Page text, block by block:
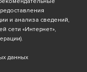
и анализа сведений,
сети «Интернет»,
данных